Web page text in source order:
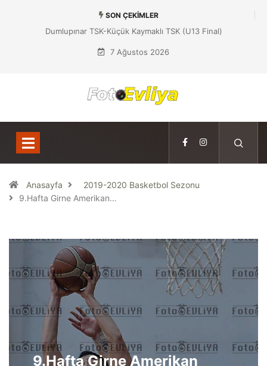
SON ÇEKIMLER
Dumlupınar TSK-Küçük Kaymaklı TSK (U13 Final)
7 Ağustos 2026
Anasayfa
2019-2020 Basketbol Sezonu
9.Hafta Girne Amerikan…
9.Hafta Girne Amerikan